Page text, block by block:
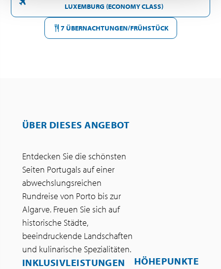
LUXEMBURG (ECONOMY CLASS)
7 ÜBERNACHTUNGEN/FRÜHSTÜCK
ÜBER DIESES ANGEBOT
Entdecken Sie die schönsten
Seiten Portugals auf einer
abwechslungsreichen
Rundreise von Porto bis zur
Algarve. Freuen Sie sich auf
historische Städte,
beeindruckende Landschaften
und kulinarische Spezialitäten.
INKLUSIVLEISTUNGEN HÖHEPUNKTE